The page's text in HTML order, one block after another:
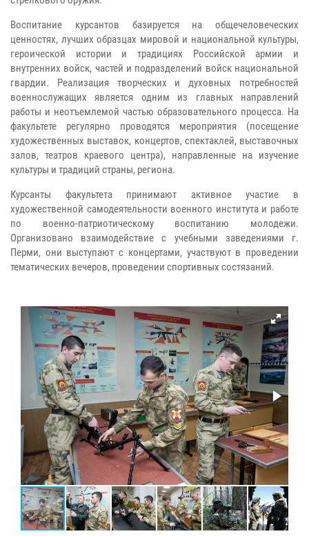
Воспитание курсантов базируется на общечеловеческих
ценностях, лучших образцах мировой и национальной культуры,
героической истории и традициях Российской армии и
внутренних войск, частей и подразделений войск национальной
гвардии. Реализация творческих и духовных потребностей
военнослужащих является одним из главных направлений
работы и неотъемлемой частью образовательного процесса. На
факультете регулярно проводятся мероприятия (посещение
художественных выставок, концертов, спектаклей, выставочных
залов, театров краевого центра), направленные на изучение
культуры и традиций страны, региона.
Курсанты факультета принимают активное участие в
художественной самодеятельности военного института и работе
по военно-патриотическому воспитанию молодежи.
Организовано взаимодействие с учебными заведениями г.
Перми, они выступают с концертами, участвуют в проведении
тематических вечеров, проведении спортивных состязаний.